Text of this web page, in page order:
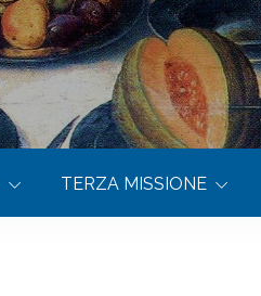
TERZA MISSIONE